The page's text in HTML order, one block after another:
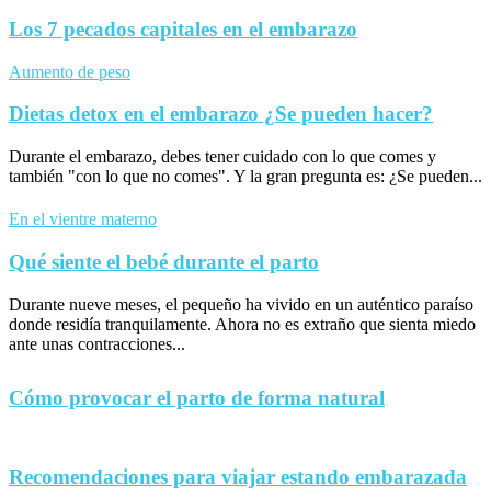
Los 7 pecados capitales en el embarazo
Aumento de peso
Dietas detox en el embarazo ¿Se pueden hacer?
Durante el embarazo, debes tener cuidado con lo que comes y
también "con lo que no comes". Y la gran pregunta es: ¿Se pueden...
En el vientre materno
Qué siente el bebé durante el parto
Durante nueve meses, el pequeño ha vivido en un auténtico paraíso
donde residía tranquilamente. Ahora no es extraño que sienta miedo
ante unas contracciones...
Cómo provocar el parto de forma natural
Recomendaciones para viajar estando embarazada